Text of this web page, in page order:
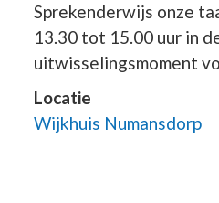
Sprekenderwijs onze
13.30 tot 15.00 uur in
uitwisselingsmoment
Locatie
Wijkhuis Numansdorp